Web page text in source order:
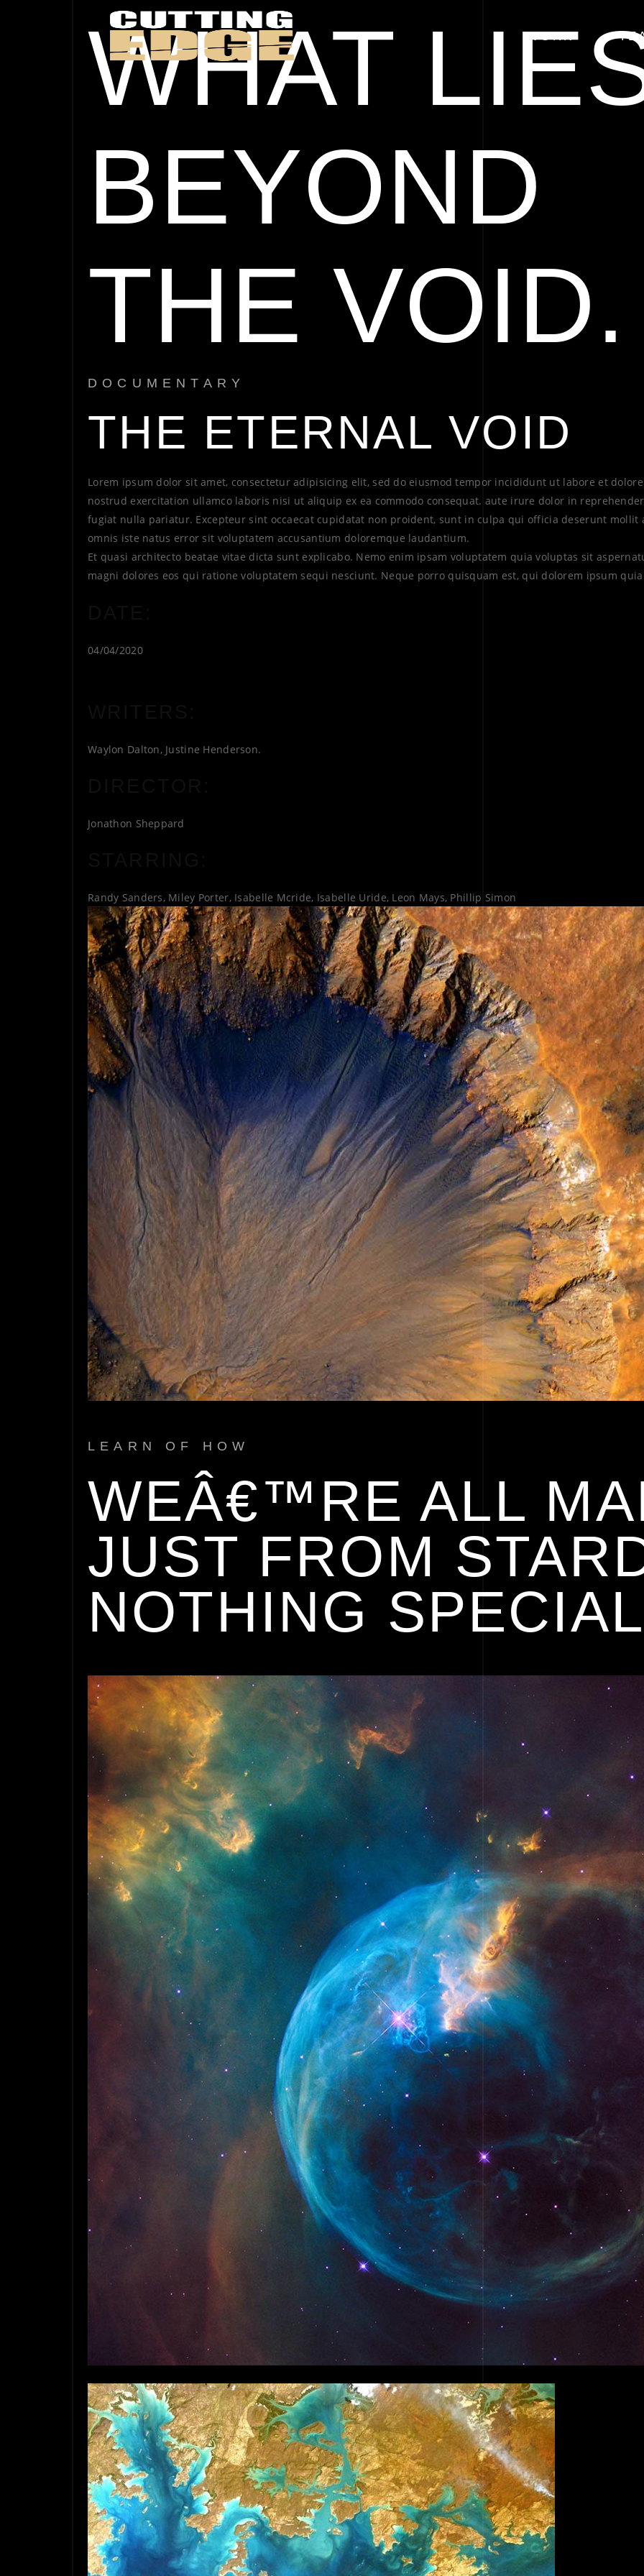
WORK
WHAT
BEYOND
THE VOID.
DOCUMENTARY
THE ETERNAL VOID
Lorem ipsum dolor sit amet, consectetur adipisicing elit, sed do eiusmod tempor incididunt ut labore et
nostrud exercitation ullamco laboris nisi ut aliquip ex ea commodo consequat. aute irure dolor in
fugiat nulla pariatur. Excepteur sint occaecat cupidatat non proident, sunt in culpa qui officia deserunt
omnis iste natus error sit voluptatem accusantium doloremque laudantium.
Et quasi architecto beatae vitae dicta sunt explicabo. Nemo enim ipsam voluptatem quia voluptas sit
magni dolores eos qui ratione voluptatem sequi nesciunt. Neque porro quisquam est, qui dolorem ipsum
04/04/2020
Waylon Dalton, Justine Henderson.
Jonathon Sheppard
Randy Sanders, Miley Porter, Isabelle Mcride, Isabelle Uride, Leon Mays, Phillip Simon
LEARN OF HOW
WEÂ€™RE ALL
JUST FROM
NOTHING